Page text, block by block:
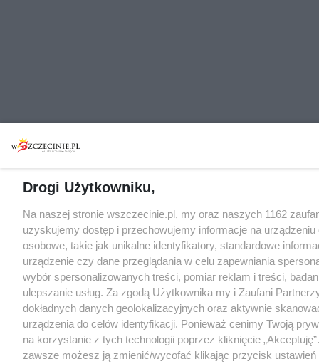
Drogi Użytkowniku,
Na naszej stronie wszczecinie.pl, my oraz naszych 1162
uzyskujemy dostęp i przechowujemy informacje na
osobowe, takie jak unikalne identyfikatory, standardowe
urządzenie czy dane przeglądania w celu zapewniania
wybór spersonalizowanych treści, pomiar reklam i treści,
ulepszanie usług. Za zgodą Użytkownika my i Zaufani
dokładnych danych geolokalizacyjnych oraz aktywnie
urządzenia do celów identyfikacji. Ponieważ cenimy Twoją
na korzystanie z tych technologii poprzez kliknięcie
zawsze możesz ją zmienić/wycofać klikając przycisk